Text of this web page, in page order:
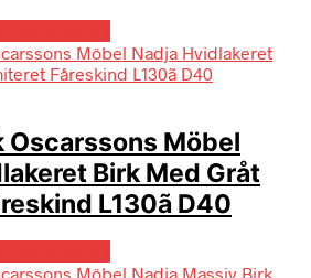
Möbel
Birk Med Gråt
L130ã D40